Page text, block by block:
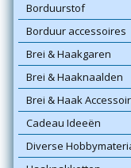
Borduurstof
Borduur accessoires
Brei & Haakgaren
Brei & Haaknaalden
Brei & Haak
Cadeau Ideeën
Diverse